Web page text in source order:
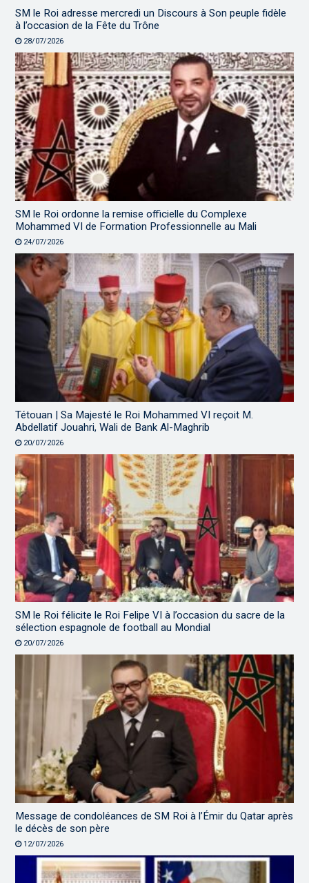
SM le Roi adresse mercredi un Discours à Son peuple fidèle
à l’occasion de la Fête du Trône
28/07/2026
SM le Roi ordonne la remise officielle du Complexe
Mohammed VI de Formation Professionnelle au Mali
24/07/2026
Tétouan | Sa Majesté le Roi Mohammed VI reçoit M.
Abdellatif Jouahri, Wali de Bank Al-Maghrib
20/07/2026
SM le Roi félicite le Roi Felipe VI à l’occasion du sacre de la
sélection espagnole de football au Mondial
20/07/2026
Message de condoléances de SM Roi à l’Émir du Qatar après
le décès de son père
12/07/2026